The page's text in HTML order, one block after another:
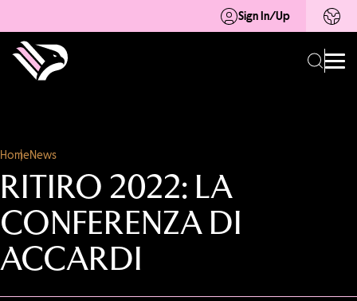
Sign In/Up
HomeNews
RITIRO 2022: LA
CONFERENZA DI
ACCARDI